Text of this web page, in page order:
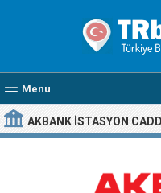
Menu
AKBANK İSTASYON